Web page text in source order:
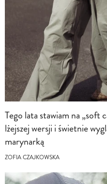
Tego lata stawiam na „soft
lżejszej wersji i świetnie
marynarką
ZOFIA CZAJKOWSKA